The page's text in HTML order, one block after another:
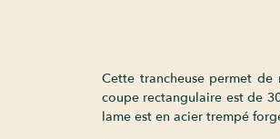
Cette trancheuse permet
coupe rectangulaire est de
lame est en acier trempé